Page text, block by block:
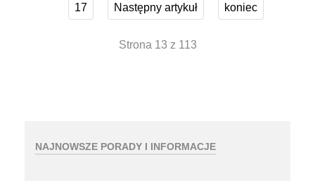
17 Następny artykuł koniec
Strona 13 z 113
NAJNOWSZE PORADY I INFORMACJE